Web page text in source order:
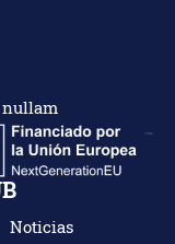
nullam
Noticias